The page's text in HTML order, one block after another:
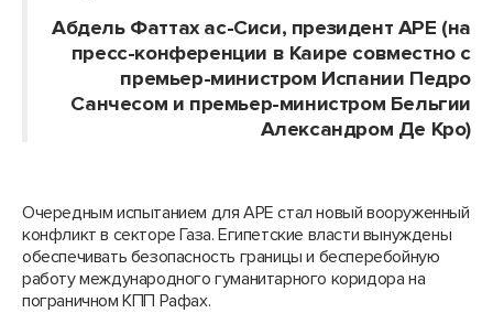
Абдель Фаттах ас-Сиси, президент АРЕ (на
пресс-конференции в Каире совместно с
премьер-министром Испании Педро
Санчесом и премьер-министром Бельгии
Александром Де Кро)
Очередным испытанием для АРЕ стал новый вооруженный
конфликт в секторе Газа. Египетские власти вынуждены
обеспечивать безопасность границы и бесперебойную
работу международного гуманитарного коридора на
пограничном КПП Рафах.